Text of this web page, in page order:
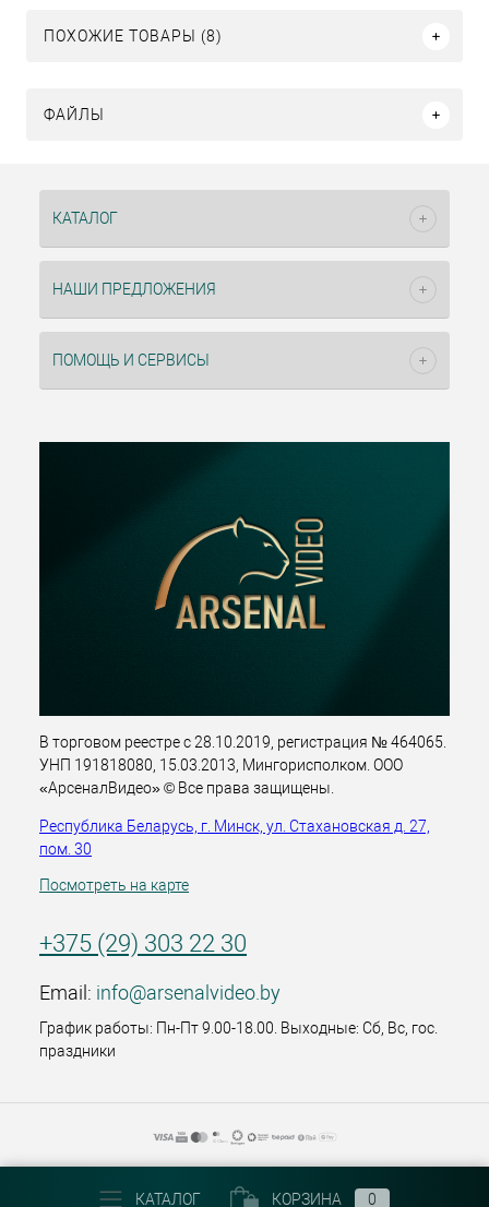
ПОХОЖИЕ ТОВАРЫ (8)
ФАЙЛЫ
КАТАЛОГ
НАШИ ПРЕДЛОЖЕНИЯ
ПОМОЩЬ И СЕРВИСЫ
В торговом реестре с 28.10.2019, регистрация № 464065.
УНП 191818080, 15.03.2013, Мингорисполком. ООО
«АрсеналВидео» © Все права защищены.
Республика Беларусь, г. Минск, ул. Стахановская д. 27,
пом. 30
Посмотреть на карте
+375 (29) 303 22 30
Email: info@arsenalvideo.by
График работы: Пн-Пт 9.00-18.00. Выходные: Сб, Вс, гос.
праздники
КАТАЛОГ КОРЗИНА 0